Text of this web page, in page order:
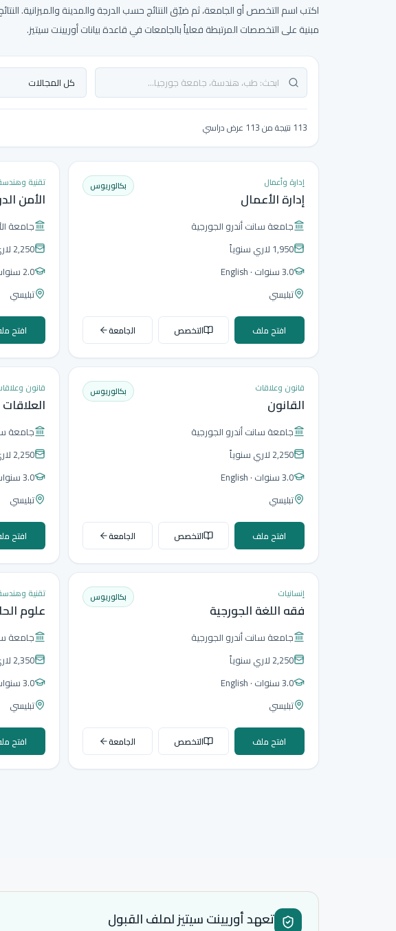
اكتب اسم التخصص أو الجامعة، ثم ضيّق النتائج حسب الدرجة والمدينة والميزانية.
مبنية على التخصصات المرتبطة فعلياً بالجامعات في قاعدة بيانات أوريينت سيتيز.
113 نتيجة من 113 عرض دراسي
إدارة وأعمال
إدارة الأعمال
بكالوريوس
جامعة سانت أندرو الجورجية
1,950 لاري
سنوياً
3.0 سنوات
· English
تبليسي
افتح ملف التخصص الجامعة
تقنية
الأمن
جامعة
2,250 لاري
2.0 سنوات
تبليسي
افتح
قانون وعلاقات
القانون
بكالوريوس
جامعة سانت أندرو الجورجية
2,250 لاري
سنوياً
3.0 سنوات
· English
تبليسي
افتح ملف التخصص الجامعة
قانون
جامعة
2,250 لاري
3.0 سنوات
تبليسي
افتح
إنسانيات
فقه اللغة الجورجية
بكالوريوس
جامعة سانت أندرو الجورجية
2,250 لاري
سنوياً
3.0 سنوات
· English
تبليسي
افتح ملف التخصص الجامعة
تقنية
علوم
جامعة
2,350 لاري
3.0 سنوات
تبليسي
افتح
تعهد أوريينت سيتيز لملف القبول